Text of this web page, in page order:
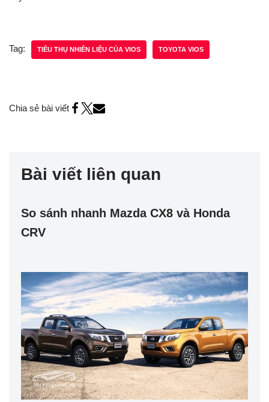
Tag: TIÊU THỤ NHIÊN LIỆU CỦA VIOS TOYOTA VIOS
Chia sẻ bài viết
Bài viết liên quan
So sánh nhanh Mazda CX8 và Honda
CRV